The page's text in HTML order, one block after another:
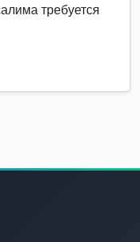
требуется